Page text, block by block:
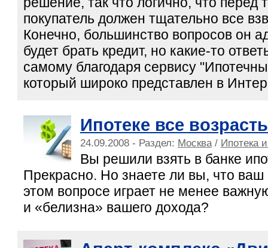
покупатель должен тщательно все
Конечно, большинство вопросов он
будет брать кредит, но какие-то
самому благодаря сервису
который широко представлен в
Ипотеке все
24.09.2008 - Раздел: Москва/ Ипотека
Вы решили взять в банке
Прекрасно. Но знаете ли вы, что ваш
этом вопросе играет не менее
и «белизна» вашего дохода?